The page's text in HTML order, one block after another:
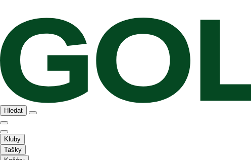
Hledat
Kluby
Tašky